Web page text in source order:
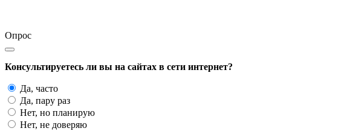
Опрос
Консультируетесь ли вы на сайтах в сети интернет?
Да, часто
Да, пару раз
Нет, но планирую
Нет, не доверяю